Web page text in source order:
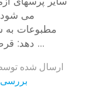
می شود
مطبوعات به
دهد: قرص های کلاسیک ، بیضی ، قرص و حلقه ها ...
ارسال شده
6